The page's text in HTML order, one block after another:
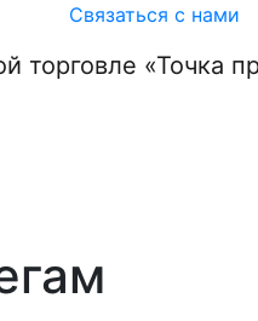
Связаться с нами